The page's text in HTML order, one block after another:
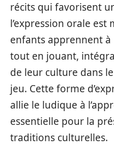
récits qui favorisent
l’expression orale est
enfants apprennent
tout en jouant,
de leur culture dans
jeu. Cette forme
allie le ludique à
essentielle pour la
traditions culturelles.